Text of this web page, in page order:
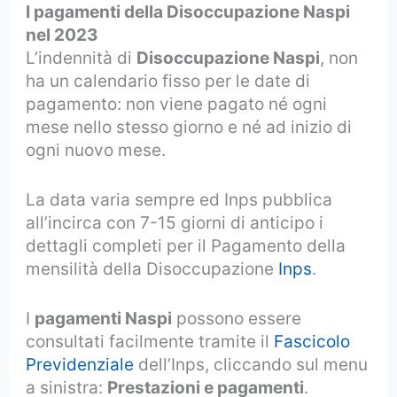
I pagamenti della Disoccupazione Naspi
nel 2023
L’indennità di Disoccupazione Naspi, non
ha un calendario fisso per le date di
pagamento: non viene pagato né ogni
mese nello stesso giorno e né ad inizio di
ogni nuovo mese.
La data varia sempre ed Inps pubblica
all’incirca con 7-15 giorni di anticipo i
dettagli completi per il Pagamento della
mensilità della Disoccupazione Inps.
I pagamenti Naspi possono essere
consultati facilmente tramite il Fascicolo
Previdenziale dell’Inps, cliccando sul menu
a sinistra: Prestazioni e pagamenti.